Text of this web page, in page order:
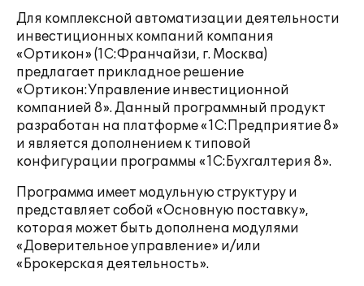
Для комплексной автоматизации деятельности
инвестиционных компаний компания
«Ортикон» (1С:Франчайзи, г. Москва)
предлагает прикладное решение
«Ортикон:Управление инвестиционной
компанией 8». Данный программный продукт
разработан на платформе «1С:Предприятие 8»
и является дополнением к типовой
конфигурации программы «1С:Бухгалтерия 8».
Программа имеет модульную структуру и
представляет собой «Основную поставку»,
которая может быть дополнена модулями
«Доверительное управление» и/или
«Брокерская деятельность».